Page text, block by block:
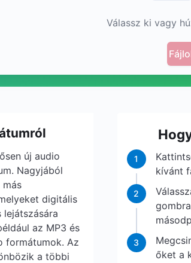
Válassz ki vagy
új audio
Nagyjából
más
digitális
lejátszására
az MP3 és
formátumok. Az
a többi
1
kívánt
2
3
őket a